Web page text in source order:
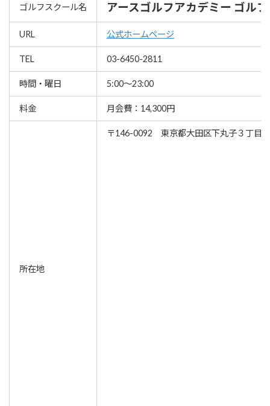
ゴルフスクール名 アースゴルフアカデミー ゴル
URL 公式ホームページ
TEL 03-6450-2811
時間・曜日 5:00～23:00
料金 月会費：14,300円
所在地
〒146-0092 東京都大田区下丸子３丁目